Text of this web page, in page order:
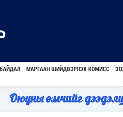
МАРГААН ШИЙДВЭРЛЭХ КОМИСС
Оюуны өмчийг